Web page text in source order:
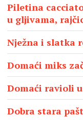
Piletina
u gljivama,
Nježna i slatka
Domaći miks
Domaći ravioli
Dobra stara